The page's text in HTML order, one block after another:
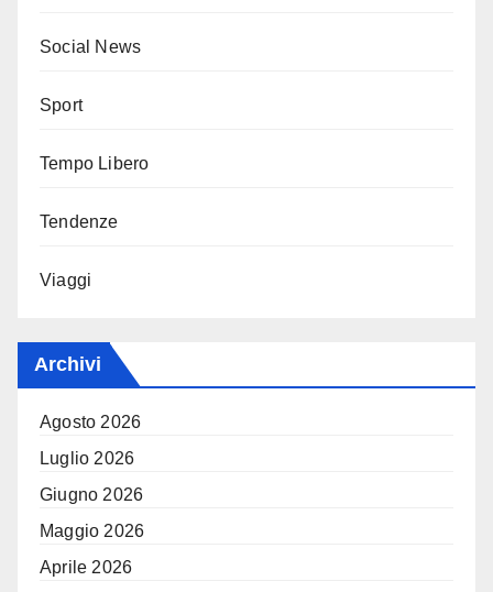
Social News
Sport
Tempo Libero
Tendenze
Viaggi
Archivi
Agosto 2026
Luglio 2026
Giugno 2026
Maggio 2026
Aprile 2026